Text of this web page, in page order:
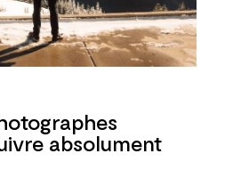
absolument